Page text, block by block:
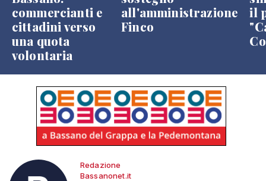
commercianti e
cittadini verso
una quota
volontaria
all'amministrazione
Finco
il
Redazione
Bassanonet.it